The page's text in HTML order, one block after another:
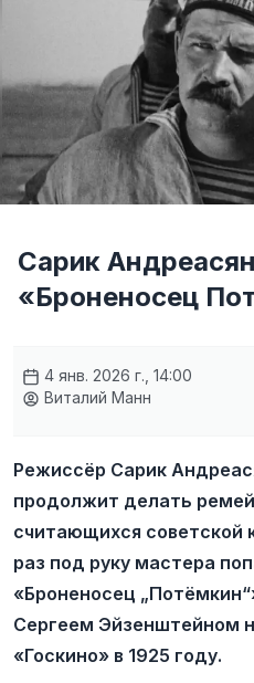
Сарик
«Броненосец
4 янв. 2026 г., 14:00
Виталий Манн
Режиссёр Сарик
продолжит делать
считающихся советской
раз под руку мастера
«Броненосец
Сергеем Эйзенштейном
«Госкино» в 1925 году.